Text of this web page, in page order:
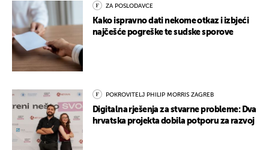
ZA POSLODAVCE
Kako ispravno dati nekome otkaz i izbjeći
najčešće pogreške te sudske sporove
POKROVITELJ PHILIP MORRIS ZAGREB
Digitalna rješenja za stvarne probleme: Dva
hrvatska projekta dobila potporu za razvoj